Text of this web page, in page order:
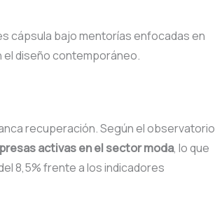
cápsula bajo mentorías enfocadas en
el diseño contemporáneo.
recuperación. Según el observatorio
activas en el sector moda, lo que
8,5% frente a los indicadores